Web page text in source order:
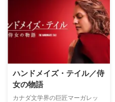
ハンドメイズ・テイル／侍
女の物語
カナダ文学界の巨匠マーガレッ